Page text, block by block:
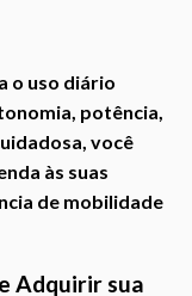
o uso diário
potência,
você
às suas
de mobilidade
Adquirir sua